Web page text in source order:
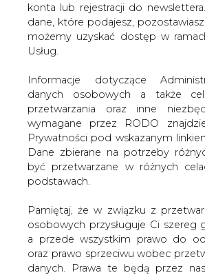
konta lub rejestracji do
dane, które podajesz,
możemy uzyskać dostęp w
Usług.
Informacje dotyczące
danych osobowych a także
przetwarzania oraz inne
wymagane przez RODO
Prywatności pod wskazanym
Dane zbierane na potrzeby
być przetwarzane w różnych
podstawach.
Pamiętaj, że w związku z
osobowych przysługuje Ci szereg
a przede wszystkim prawo do
oraz prawo sprzeciwu wobec
danych. Prawa te będą przez
Strona główna MATERIAŁY
Portugalii po Kamczatkę.
elektroenergetycznego
2007-03-27 00:00
Perspektywa systemu
elektroenergetycznego
obejmującego 10 stref